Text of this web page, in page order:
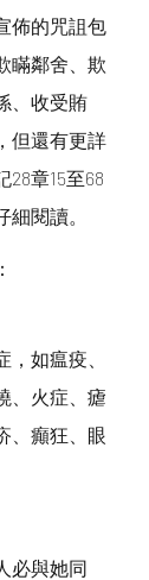
佈的咒詛包
瞞鄰舍、欺
、收受賄
但還有更詳
章15至68
閱讀。
如瘟疫、
、火症、瘧
、癲狂、眼
必與她同